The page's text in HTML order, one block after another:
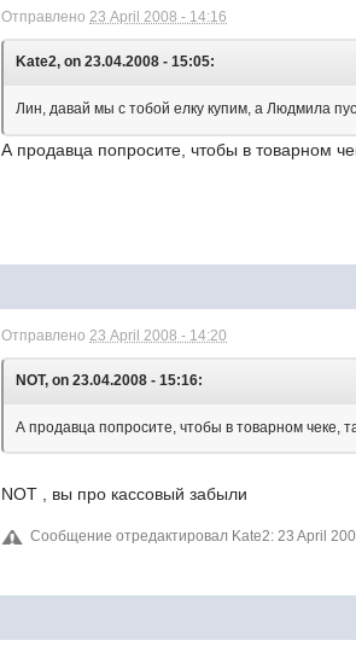
Отправлено23 April 2008 - 14:16
Kate2, on 23.04.2008 - 15:05:
Лин, давай мы с тобой елку купим, а Людмила
А продавца попросите, чтобы в товарном
Отправлено23 April 2008 - 14:20
NOT, on 23.04.2008 - 15:16:
А продавца попросите, чтобы в товарном чеке,
NOT , вы про кассовый забыли
Сообщение отредактировал Kate2: 23 April